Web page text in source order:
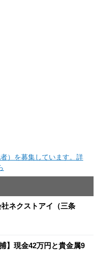
）を募集しています。詳
社ネクストアイ（三条
】現金42万円と貴金属9